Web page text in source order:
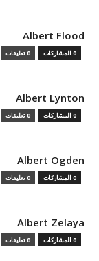
Albert Flood
0 المشاركات 0 تعليقات
Albert Lynton
0 المشاركات 0 تعليقات
Albert Ogden
0 المشاركات 0 تعليقات
Albert Zelaya
0 المشاركات 0 تعليقات